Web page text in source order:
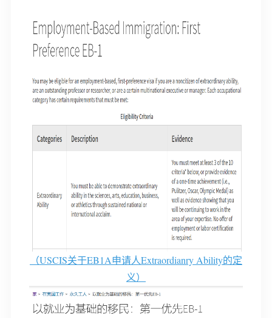
（USCIS关于EB1A申请人Extraordianry Ability的定
义）